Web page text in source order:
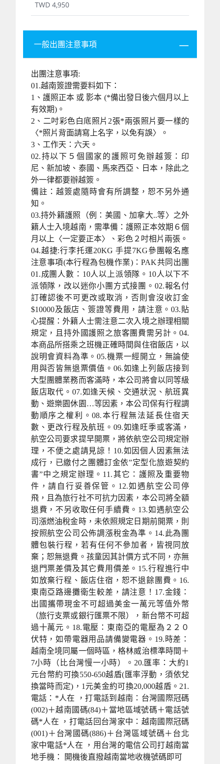
TWD 4,950
一般出團注意事項
出團注意事項:
01.越南簽證需要料如下：
1、護照正本 或 影本 (*備出發日後六個月以上
有效期)。
2、二吋彩色白底照片2張*兩張照片要一樣的
〈*照片背面請寫上名字，以免有誤〉。
3、工作天：六天。
02.持以下５個國家的護照可免辦越簽：印
尼、新加坡、泰國、馬來西亞、日本，除此之
外一律都要辦越簽。
備註：越簽處隨時會有所調整，恕不另外通
知。
03.持外籍護照（例：美國、加拿大..等〉之外
籍人士入境越南，需準備：護照正本效期６個
月以上〈一定要正本〉、彩色２吋相片兩張。
04.越捷:行李托運20KG 手提7KG參團報名應
注意事項(本行程為包機作業)：PAK共同出團
01.成團人數：10人以上派領隊。10人以下不
派領隊，改以迷你小團方式接團。02.報名付
訂確認後不可更改或取消，否則會沒收訂金
$10000及飯店、簽證等費用，請注意。03.貼
心提醒：外籍人士需注意二次入境之辦理相關
規定，且持外國護照之旅客團費需另計。04.
本商品所搭乘之班機正確時間與住宿飯店，以
說明會資料為準。05.機票一經開立，無論使
用與否皆無退票價值。06.如逢上列飯店接到
大型團體業務而客滿時，本公司將會以同等級
飯店取代。07.如逢天候、交通狀況、航班異
動、遊樂園休園…等因素，本公司保有行程調
動順序之權利。08.本行程無法延長住宿天
數、更改行程及航班。09.如逢旺季或客滿，
航空公司要求提早開票，將依航空公司規定辦
理，不便之處請見諒！10.如因個人因素無法
成行，已繳付之團體訂金依”定型化旅遊契約
書”中之規定辦理。11.其它：護照及重要物
件，請自行妥善保管。12.如遇航空公司停
飛，且為旅行社不可抗力因素，本公司將全額
退費，不另收取任何手續費。13.如遇航空公
司漲燃油稅金時，未依照規定日期前開票，則
按照航空公司公佈調漲稅金為準。14.此為團
體包裝行程，若有任何不參加者，皆視同放
棄；恕無退費。孩童因其計價方式不同，亦無
退門票差價及其它費用價差。15.行程進行中
如放棄行程、飯店住宿，恕不退餘團費。16.
東南亞路邊攤衛生較差，請注意！17.金錢：
出國攜帶現金不可超過美金一萬元等值外幣
（旅行支票或銀行匯票不限），新台幣不可超
過十萬元。18.電壓：東南亞的電壓為２２０
伏特，如帶電器用品請備變電器。19.時差：
越南全境同屬一個時區，格林威治標準時間＋
7小時（比台灣慢一小時）。20.匯率：大約1
元台幣約可換550-650越盾(匯率浮動，須依兌
換當時而定)，1元美金約可換20,000越盾。21.
電話：*人在 ，打電話到越南：台灣國際冠碼
(002)＋越南國碼(84)＋當地區域號碼＋電話號
碼*人在 ，打電話回台灣家中：越南國際冠碼
(001)＋台灣國碼(886)＋台灣區域號碼＋台北
家中電話*人在 ，用台灣的電信公司打越南當
地手機： 開機後直撥越南當地收機號碼即可